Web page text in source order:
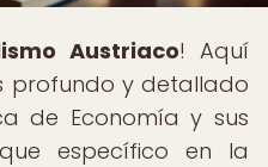
Austriaco! Aquí
profundo y detallado
de Economía y sus
específico en la